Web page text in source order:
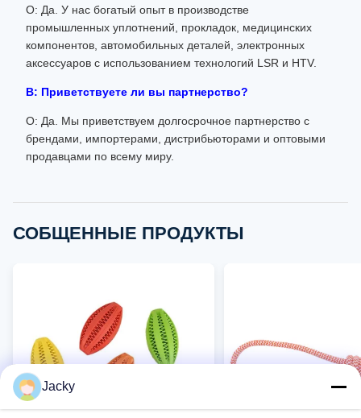
О: Да. У нас богатый опыт в производстве
промышленных уплотнений, прокладок, медицинских
компонентов, автомобильных деталей, электронных
аксессуаров с использованием технологий LSR и HTV.
В: Приветствуете ли вы партнерство?
О: Да. Мы приветствуем долгосрочное партнерство с
брендами, импортерами, дистрибьюторами и оптовыми
продавцами по всему миру.
СОБЩЕННЫЕ ПРОДУКТЫ
Jacky